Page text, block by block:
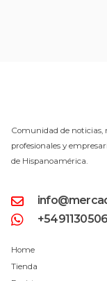
Comunidad de noticias,
profesionales y
de Hispanoamérica.
Home
Tienda